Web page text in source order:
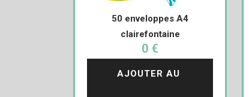
50 enveloppes A4
clairefontaine
0 €
AJOUTER AU